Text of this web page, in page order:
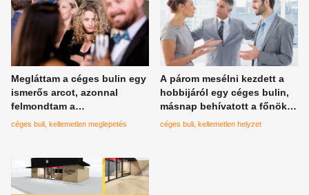
Megláttam a céges bulin egy
ismerős arcot, azonnal
felmondtam a
munkahelyemen
céges buli kellemetlen meglepetés
A párom mesélni kezdett a
hobbijáról egy céges bulin,
másnap behívatott a főnök
és kirúgott
céges buli kellemetlen helyzet